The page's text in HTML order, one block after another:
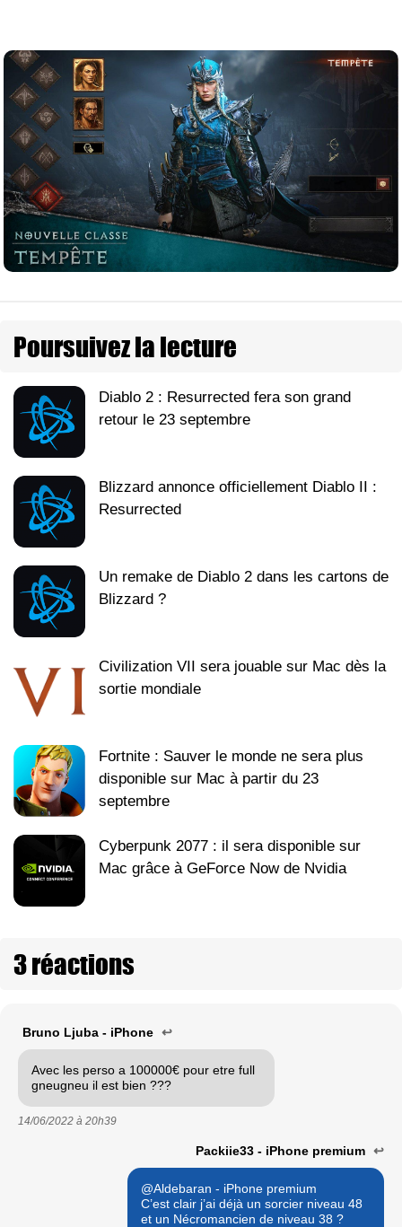
Poursuivez la lecture
Diablo 2 : Resurrected fera son grand
retour le 23 septembre
Blizzard annonce officiellement Diablo II :
Resurrected
Un remake de Diablo 2 dans les cartons de
Blizzard ?
Civilization VII sera jouable sur Mac dès la
sortie mondiale
Fortnite : Sauver le monde ne sera plus
disponible sur Mac à partir du 23
septembre
Cyberpunk 2077 : il sera disponible sur
Mac grâce à GeForce Now de Nvidia
3 réactions
Bruno Ljuba - iPhone ↩
Avec les perso a 100000€ pour etre full
gneugneu il est bien ???
14/06/2022 à 20h39
Packiie33 - iPhone premium ↩
@Aldebaran - iPhone premium
C’est clair j’ai déjà un sorcier niveau 48
et un Nécromancien de niveau 38 ?